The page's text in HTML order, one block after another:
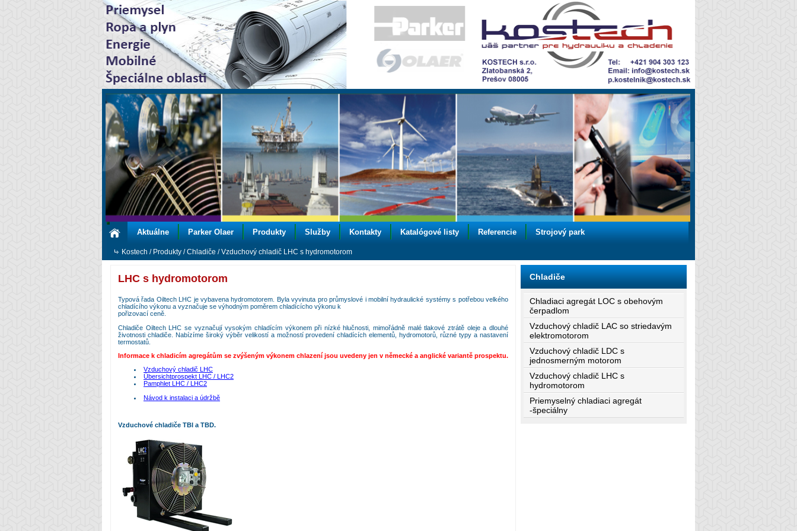
Aktuálne Parker Olaer Produkty Služby Kontakty Katalógové listy Referencie Strojový park
Kostech / Produkty /Chladiče /Vzduchový chladič LHC s hydromotorom
LHC s hydromotorom
Typová řada Oiltech LHC je vybavena hydromotorem. Byla vyvinuta pro průmyslové i mobilní hydraulické systémy s potřebou velkého
chladícího výkonu a vyznačuje se výhodným poměrem chladícícho výkonu k
pořizovací ceně.
Chladiče Oiltech LHC se vyznačují vysokým chladícím výkonem při nízké hlučnosti, mimořádně malé tlakové ztrátě oleje a dlouhé
životnosti chladiče. Nabízíme široký výběr velikostí a možností provedení chladících elementů, hydromotorů, různé typy a nastavení
termostatů.
Informace k chladicím agregátům se zvýšeným výkonem chlazení jsou uvedeny jen v německé a anglické variantě prospektu.
Vzduchový chladič LHC
Übersichtprospekt LHC / LHC2
Pamphlet LHC / LHC2
Návod k instalaci a údržbě
Vzduchové chladiče TBI a TBD.
Chladiče
Chladiaci agregát LOC s obehovým
čerpadlom
Vzduchový chladič LAC so striedavým
elektromotorom
Vzduchový chladič LDC s
jednosmerným motorom
Vzduchový chladič LHC s
hydromotorom
Priemyselný chladiaci agregát
-špeciálny